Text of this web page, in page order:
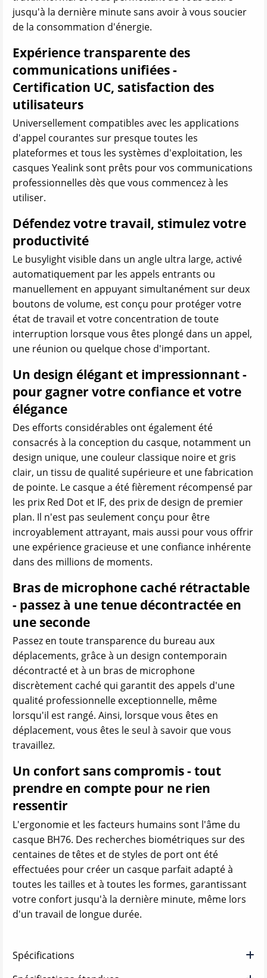
jusqu'à la dernière minute sans avoir à vous soucier
de la consommation d'énergie.
Expérience transparente des
communications unifiées -
Certification UC, satisfaction des
utilisateurs
Universellement compatibles avec les applications
d'appel courantes sur presque toutes les
plateformes et tous les systèmes d'exploitation, les
casques Yealink sont prêts pour vos communications
professionnelles dès que vous commencez à les
utiliser.
Défendez votre travail, stimulez votre
productivité
Le busylight visible dans un angle ultra large, activé
automatiquement par les appels entrants ou
manuellement en appuyant simultanément sur deux
boutons de volume, est conçu pour protéger votre
état de travail et votre concentration de toute
interruption lorsque vous êtes plongé dans un appel,
une réunion ou quelque chose d'important.
Un design élégant et impressionnant -
pour gagner votre confiance et votre
élégance
Des efforts considérables ont également été
consacrés à la conception du casque, notamment un
design unique, une couleur classique noire et gris
clair, un tissu de qualité supérieure et une fabrication
de pointe. Le casque a été fièrement récompensé par
les prix Red Dot et IF, des prix de design de premier
plan. Il n'est pas seulement conçu pour être
incroyablement attrayant, mais aussi pour vous offrir
une expérience gracieuse et une confiance inhérente
dans des millions de moments.
Bras de microphone caché rétractable
- passez à une tenue décontractée en
une seconde
Passez en toute transparence du bureau aux
déplacements, grâce à un design contemporain
décontracté et à un bras de microphone
discrètement caché qui garantit des appels d'une
qualité professionnelle exceptionnelle, même
lorsqu'il est rangé. Ainsi, lorsque vous êtes en
déplacement, vous êtes le seul à savoir que vous
travaillez.
Un confort sans compromis - tout
prendre en compte pour ne rien
ressentir
L'ergonomie et les facteurs humains sont l'âme du
casque BH76. Des recherches biométriques sur des
centaines de têtes et de styles de port ont été
effectuées pour créer un casque parfait adapté à
toutes les tailles et à toutes les formes, garantissant
votre confort jusqu'à la dernière minute, même lors
d'un travail de longue durée.
Spécifications